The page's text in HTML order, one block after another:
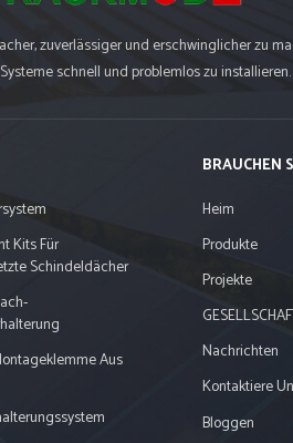
zuverlässiger und erschwinglicher zu
schnell und problemlos zu installieren.
Kits Für
Schindeldächer
Aus
BRAUCHEN
Heim
Produkte
Projekte
Nachrichten
Kontaktiere
Bloggen